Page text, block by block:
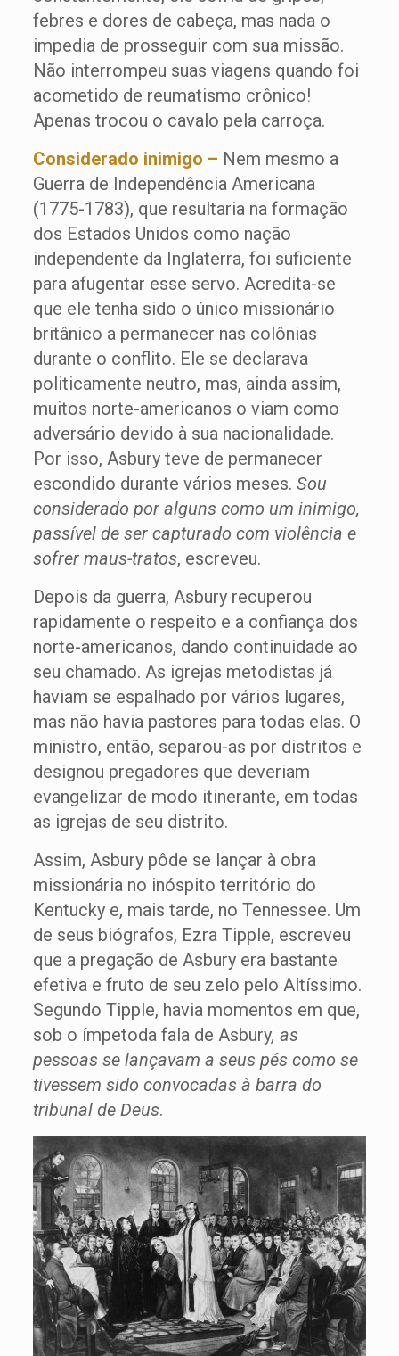
febres e dores de cabeça, mas nada o
impedia de prosseguir com sua missão.
Não interrompeu suas viagens quando foi
acometido de reumatismo crônico!
Apenas trocou o cavalo pela carroça.
Considerado inimigo – Nem mesmo a
Guerra de Independência Americana
(1775-1783), que resultaria na formação
dos Estados Unidos como nação
independente da Inglaterra, foi suficiente
para afugentar esse servo. Acredita-se
que ele tenha sido o único missionário
britânico a permanecer nas colônias
durante o conflito. Ele se declarava
politicamente neutro, mas, ainda assim,
muitos norte-americanos o viam como
adversário devido à sua nacionalidade.
Por isso, Asbury teve de permanecer
escondido durante vários meses. Sou
considerado por alguns como um inimigo,
passível de ser capturado com violência e
sofrer maus-tratos, escreveu.
Depois da guerra, Asbury recuperou
rapidamente o respeito e a confiança dos
norte-americanos, dando continuidade ao
seu chamado. As igrejas metodistas já
haviam se espalhado por vários lugares,
mas não havia pastores para todas elas. O
ministro, então, separou-as por distritos e
designou pregadores que deveriam
evangelizar de modo itinerante, em todas
as igrejas de seu distrito.
Assim, Asbury pôde se lançar à obra
missionária no inóspito território do
Kentucky e, mais tarde, no Tennessee. Um
de seus biógrafos, Ezra Tipple, escreveu
que a pregação de Asbury era bastante
efetiva e fruto de seu zelo pelo Altíssimo.
Segundo Tipple, havia momentos em que,
sob o ímpetoda fala de Asbury, as
pessoas se lançavam a seus pés como se
tivessem sido convocadas à barra do
tribunal de Deus.